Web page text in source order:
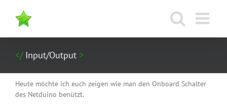
Inhalt
springen
Input/Output
Heute möchte ich euch zeigen wie man den Onboard Schalter
des Netduino benützt.